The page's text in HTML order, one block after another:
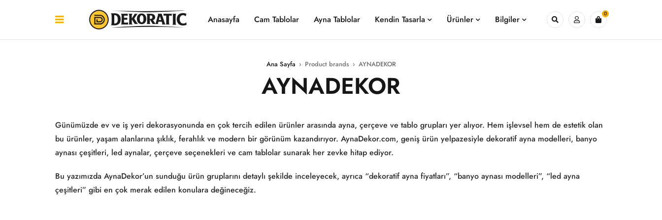
Anasayfa Cam Tablolar Ayna Tablolar Kendin Tasarla Ürünler Bilgiler
0
Ana Sayfa › Product brands › AYNADEKOR
AYNADEKOR
Günümüzde ev ve iş yeri dekorasyonunda en çok tercih edilen ürünler arasında ayna, çerçeve ve tablo grupları yer alıyor. Hem işlevsel hem de estetik olan
bu ürünler, yaşam alanlarına şıklık, ferahlık ve modern bir görünüm kazandırıyor. AynaDekor.com, geniş ürün yelpazesiyle dekoratif ayna modelleri, banyo
aynası çeşitleri, led aynalar, çerçeve seçenekleri ve cam tablolar sunarak her zevke hitap ediyor.
Bu yazımızda AynaDekor’un sunduğu ürün gruplarını detaylı şekilde inceleyecek, ayrıca “dekoratif ayna fiyatları”, “banyo aynası modelleri”, “led ayna
çeşitleri” gibi en çok merak edilen konulara değineceğiz.